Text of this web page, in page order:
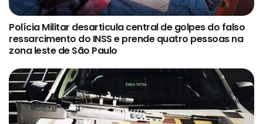
Polícia Militar desarticula central de golpes do falso
ressarcimento do INSS e prende quatro pessoas na
zona leste de São Paulo